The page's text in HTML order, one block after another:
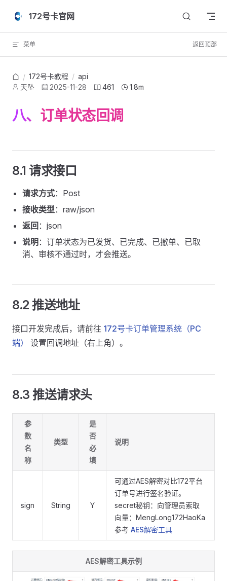
Skip to content
172号卡官网
菜单 返回顶部
/ 172号卡教程 / api
天坠
2025-11-28 461 1.8m
八、订单状态回调
8.1 请求接口
请求方式：Post
接收类型：raw/json
返回 ：json
说明 ：订单状态为已发货、已完成、已撤单、已取
消、审核不通过时，才会推送。
8.2 推送地址
接口开发完成后，请前往 172号卡订单管理系统（PC
端）
设置回调地址（右上角）。
8.3 推送请求头
参
数
名
称
类型
是
否
必
填
说明
sign String Y
可通过AES解密对比172平台
订单号进行签名验证。
secret秘钥：向管理员索取
向量：MengLong172HaoKa
参考 AES解密工具
AES解密工具示例